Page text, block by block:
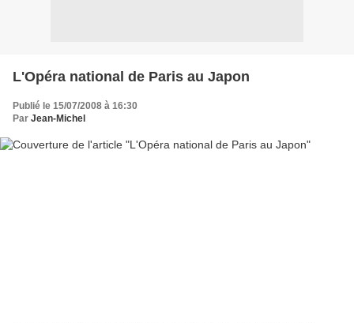
L'Opéra national de Paris au Japon
Publié le 15/07/2008 à 16:30
Par Jean-Michel